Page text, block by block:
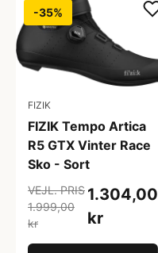
-35%
FIZIK
FIZIK Tempo Artica
R5 GTX Vinter Race
Sko - Sort
VEJL. PRIS
1.999,00
kr
1.304,00
kr